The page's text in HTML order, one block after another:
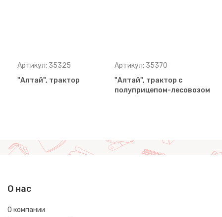
Артикул: 35325
"Алтай", трактор
Артикул: 35370
"Алтай", трактор с
полуприцепом-лесовозом
О нас
О компании